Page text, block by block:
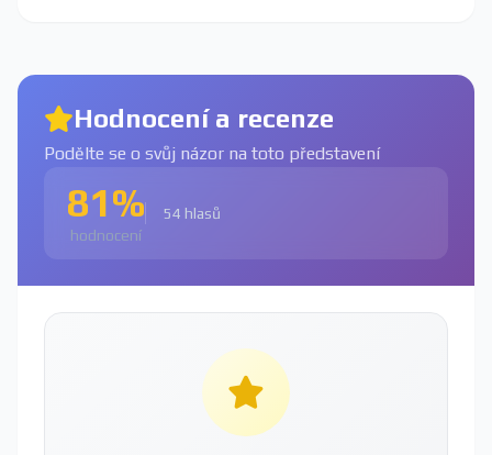
Hodnocení a recenze
Podělte se o svůj názor na toto představení
81%
hodnocení
54 hlasů